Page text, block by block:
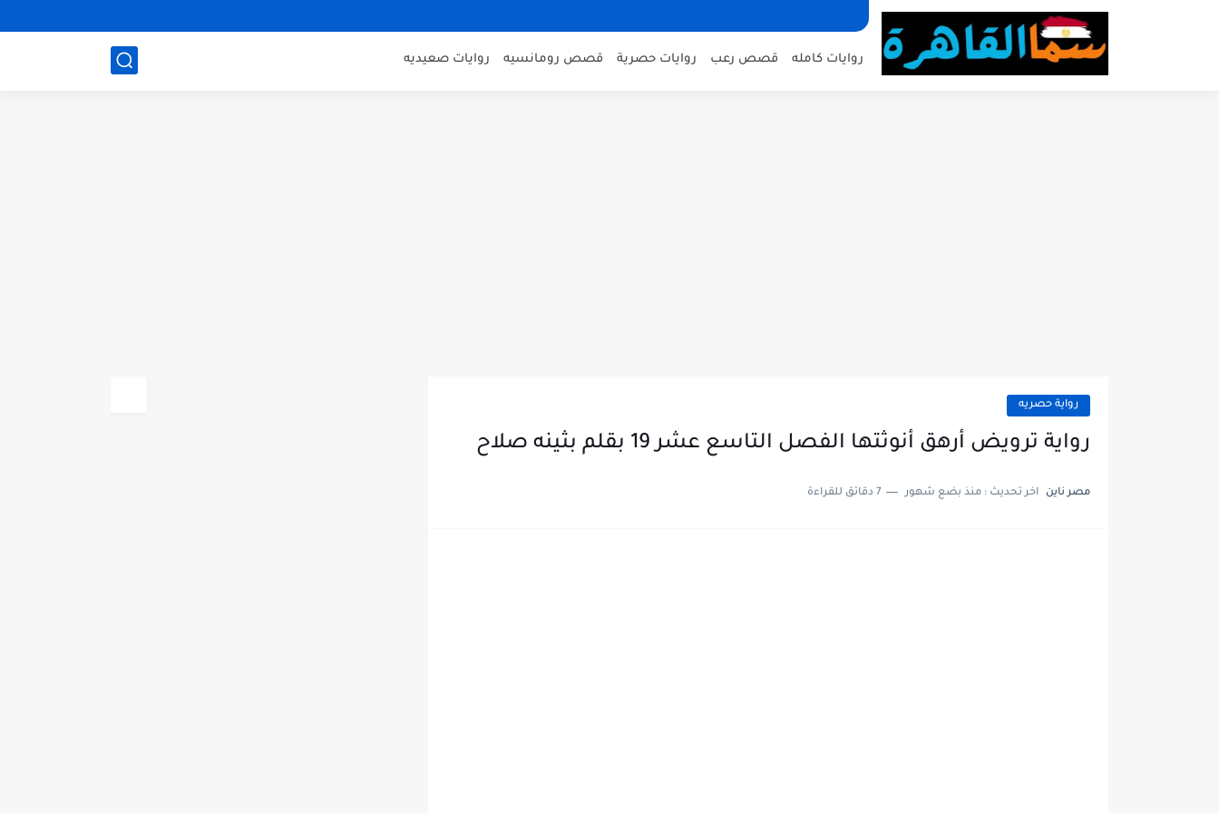
روايات كامله قصص رعب روايات حصرية قصص رومانسيه روايات صعيديه
رواية حصريه
رواية ترويض أرهق أنوثتها الفصل التاسع عشر 19 بقلم بثينه صلاح
مصر ناين اخر تحديث : منذ بضع شهور 7 دقائق للقراءة